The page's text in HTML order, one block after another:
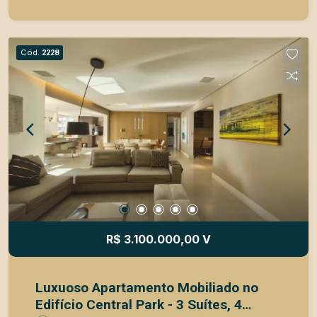
Piscina adulto e infantil com prainha; - Box para
recebimento de entregas refrigeradas e comuns;
- Salão de festas; - Churrasqueira coberta; -
Fitness aparelhos e fitness aula; - Área para
fitness externo; - Brinquedoteca; - Salão de jogos
juvenil; - Playground; - Espaço juvenil; - Horta com
herbário. Um imóvel ideal para quem busca
conforto, modernidade e qualidade de vida em
um ambiente acolhedor. Entre em contato e
agenda a sua visita!
Cód. 2228
R$ 3.100.000,00 V
Luxuoso Apartamento Mobiliado no
Edifício Central Park - 3 Suítes, 4